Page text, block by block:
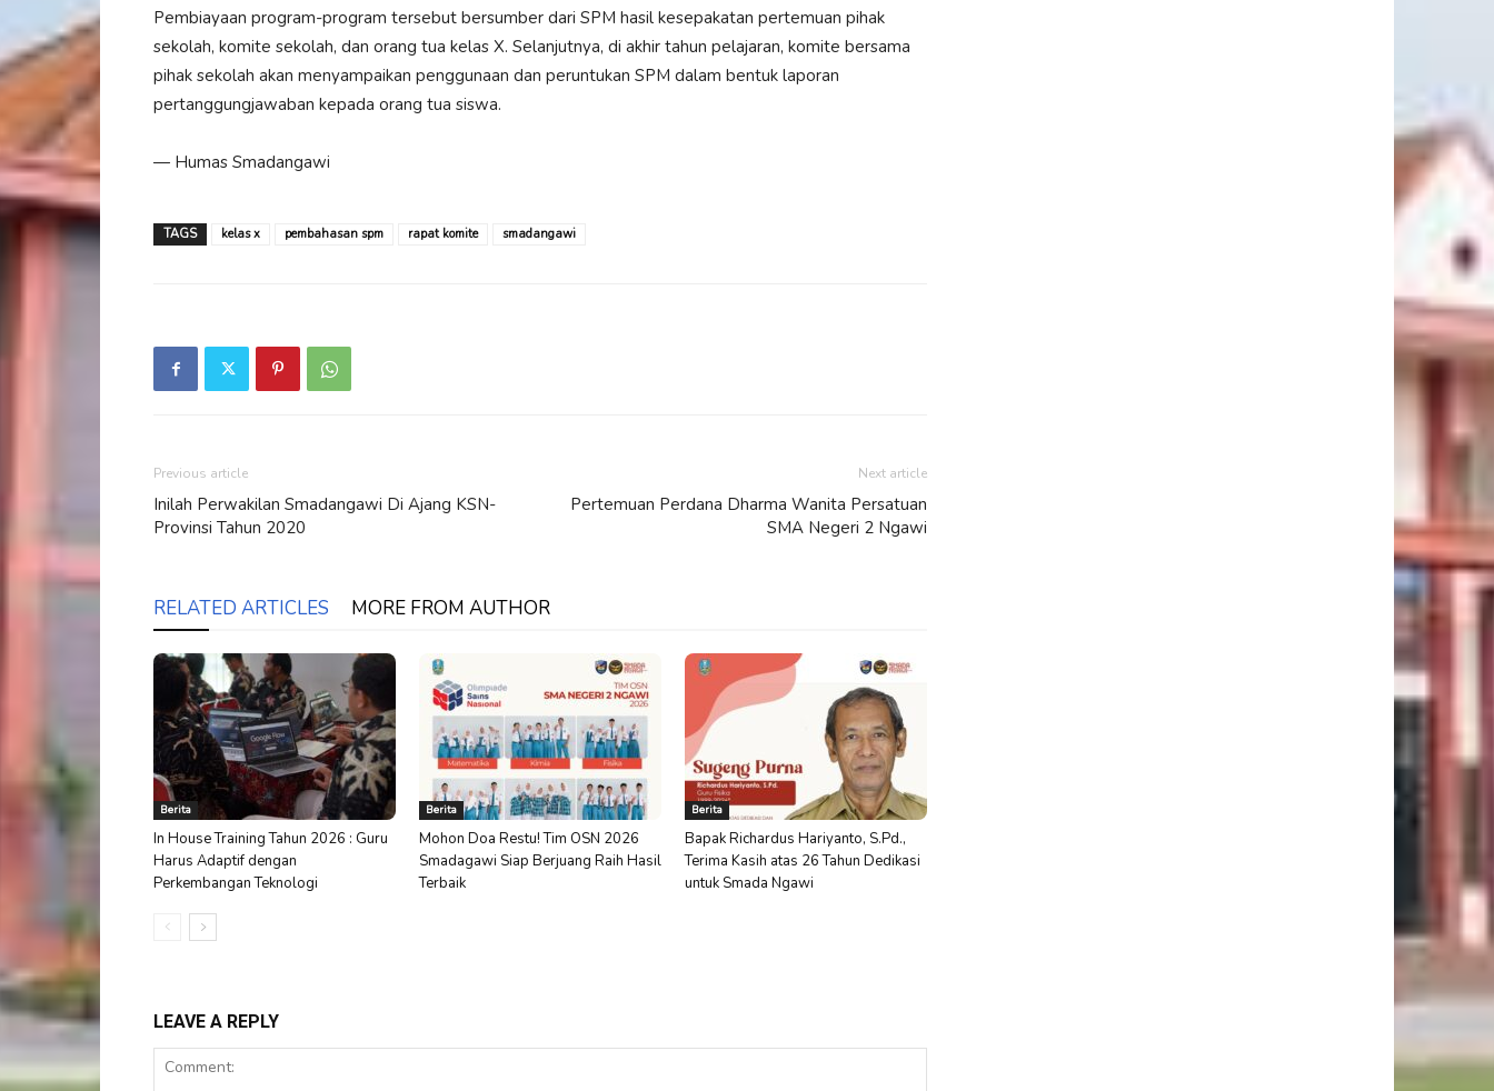
Pembiayaan program-program tersebut bersumber dari SPM hasil kesepakatan pertemuan pihak
sekolah, komite sekolah, dan orang tua kelas X. Selanjutnya, di akhir tahun pelajaran, komite bersama
pihak sekolah akan menyampaikan penggunaan dan peruntukan SPM dalam bentuk laporan
pertanggungjawaban kepada orang tua siswa.
— Humas Smadangawi
TAGS kelas x pembahasan spm rapat komite smadangawi
Previous article
Inilah Perwakilan Smadangawi Di Ajang KSN-
Provinsi Tahun 2020
Next article
Pertemuan Perdana Dharma Wanita Persatuan
SMA Negeri 2 Ngawi
RELATED ARTICLES MORE FROM AUTHOR
Berita
In House Training Tahun 2026 : Guru
Harus Adaptif dengan
Perkembangan Teknologi
Berita
Mohon Doa Restu! Tim OSN 2026
Smadagawi Siap Berjuang Raih Hasil
Terbaik
Berita
Bapak Richardus Hariyanto, S.Pd.,
Terima Kasih atas 26 Tahun Dedikasi
untuk Smada Ngawi
LEAVE A REPLY